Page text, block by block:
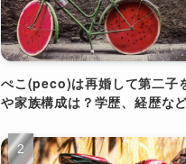
ぺこ(peco)は再婚して第二子
や家族構成は？学歴、経歴など